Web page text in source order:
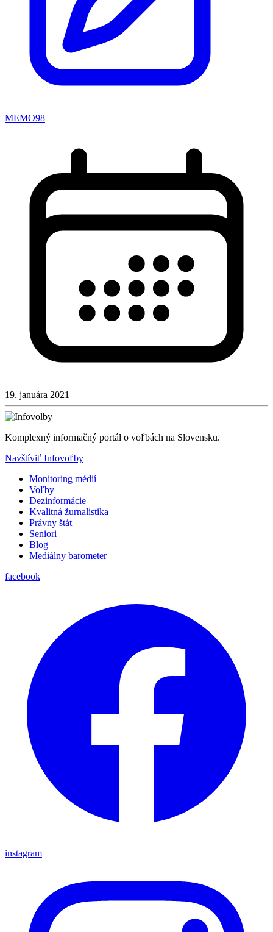
MEMO98
19. januára 2021
Komplexný informačný portál o voľbách na Slovensku.
Navštíviť Infovoľby
Monitoring médií
Voľby
Dezinformácie
Kvalitná žurnalistika
Právny štát
Seniori
Blog
Mediálny barometer
facebook
instagram